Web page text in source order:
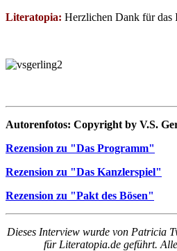
Literatopia: Herzlichen Dank für das
Autorenfotos: Copyright by V.S.
Rezension zu "Das Programm"
Rezension zu "Das Kanzlerspiel"
Rezension zu "Pakt des Bösen"
Dieses Interview wurde von Patricia
für Literatopia.de geführt.